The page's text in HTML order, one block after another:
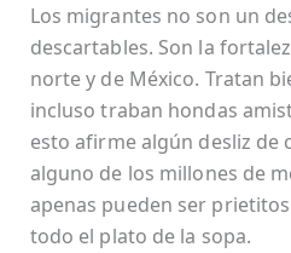
Los migrantes no son un
descartables. Son la
norte y de México. Tratan
incluso traban hondas
esto afirme algún desliz de
alguno de los millones de
apenas pueden ser
todo el plato de la sopa.